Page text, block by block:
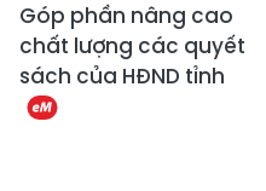
Góp phần nâng cao
chất lượng các quyết
sách của HĐND tỉnh